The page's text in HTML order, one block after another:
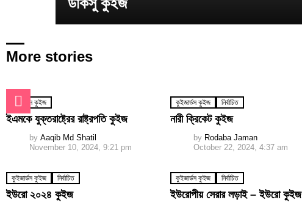
More stories
কুইজার্ডস কুইজ
ইএমকে যুক্তরাষ্ট্রের রাষ্ট্রপতি কুইজ
by Aaqib Md Shatil
November 10, 2024, 9:21 pm
কুইজার্ডস কুইজ নির্বাচিত
নারী ক্রিকেট কুইজ
by Rodaba Jaman
October 22, 2024, 4:37 am
কুইজার্ডস কুইজ নির্বাচিত
ইউরো ২০২৪ কুইজ
কুইজার্ডস কুইজ নির্বাচিত
ইউরোপীয় সেরার লড়াই – ইউরো কুইজ